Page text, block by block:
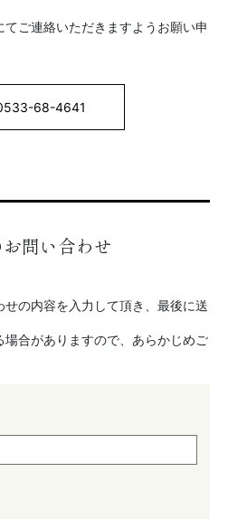
てご連絡いただきますようお願い申
68-4641
問い合わせ
せの内容を入力して頂き、最後に送
場合がありますので、あらかじめご